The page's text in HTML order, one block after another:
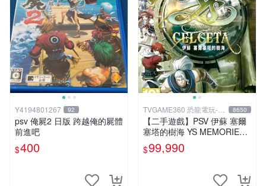
Y4194801267 92
psv 俺屍2 日版 跨越俺的屍體
前進吧
$400
TVGAME360 恐龍電玩-台
中店
8650
【二手遊戲】PSV 伊蘇 塞爾
塞塔的樹海 YS MEMORIES
OF CELCETA 中文版【台中
恐龍電玩】
$99,990